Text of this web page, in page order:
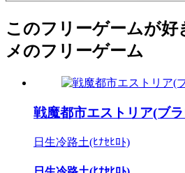
このフリーゲームが好
メのフリーゲーム
戦魔都市エストリア(ブ
日生冷路土(ﾋﾅｾﾋﾛﾄ)